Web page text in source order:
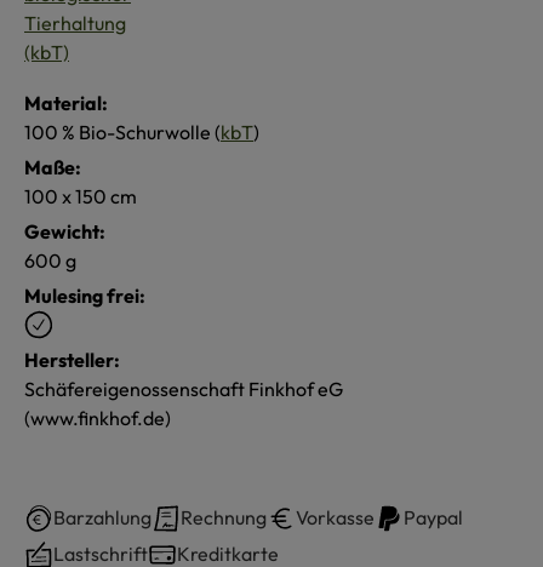
Material:
100 % Bio-Schurwolle (kbT)
Maße:
100 x 150 cm
Gewicht:
600 g
Mulesing frei:
Hersteller:
Schäfereigenossenschaft Finkhof eG
(www.finkhof.de)
Barzahlung Rechnung Vorkasse
Paypal
Lastschrift
Kreditkarte